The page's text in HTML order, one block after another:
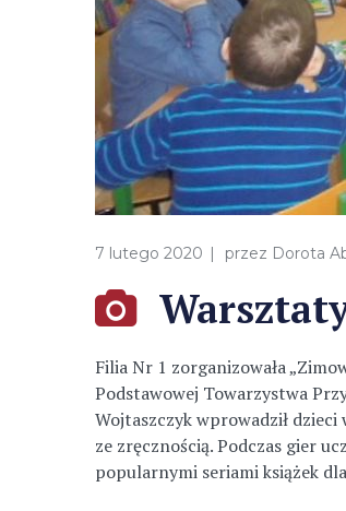
7 lutego 2020 przez Dorota
Filia Nr 1 zorganizowała
Podstawowej Towarzystwa
Wojtaszczyk wprowadził
ze zręcznością. Podczas gier
popularnymi seriami książek